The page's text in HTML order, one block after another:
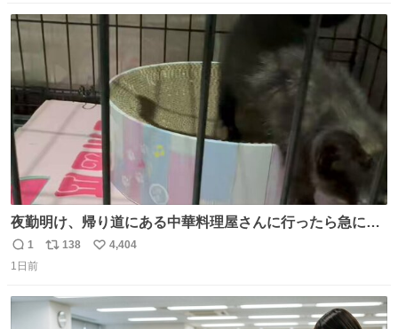
ト
数
夜勤明け、帰り道にある中華料理屋さんに行ったら急に
「トイレニネコチャンイルヨ！ドウブツスキデショ！」と
言われ(好きだけどさ……)とトイレ行ったらまじで可愛い
ね〜〜〜！
返
信
1
リ
ト
138
い
数
4,404
1日前